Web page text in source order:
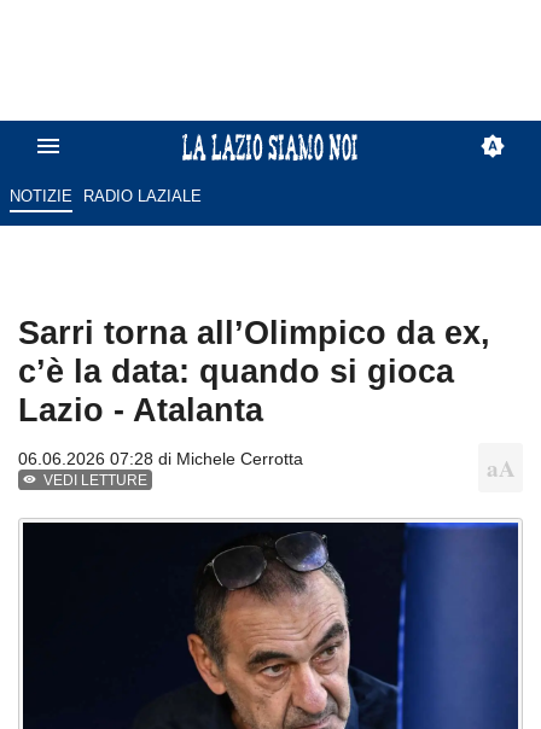
NOTIZIE RADIO LAZIALE
Sarri torna all’Olimpico da ex,
c’è la data: quando si gioca
Lazio - Atalanta
06.06.2026 07:28 di Michele Cerrotta
VEDI LETTURE